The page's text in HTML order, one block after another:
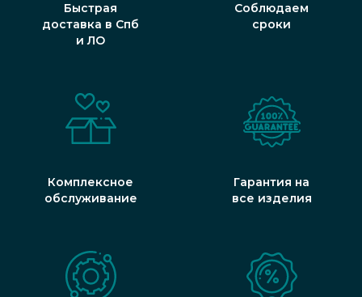
Быстрая
доставка в Спб
и ЛО
Соблюдаем
сроки
Комплексное
обслуживание
Гарантия на
все изделия